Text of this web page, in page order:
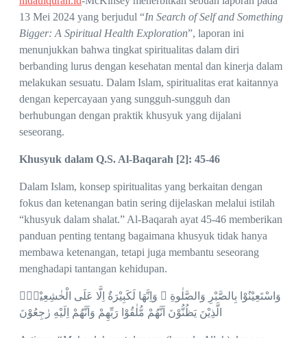
13 Mei 2024 yang berjudul “In Search of Self and Something
Bigger: A Spiritual Health Exploration”, laporan ini
menunjukkan bahwa tingkat spiritualitas dalam diri
berbanding lurus dengan kesehatan mental dan kinerja dalam
melakukan sesuatu. Dalam Islam, spiritualitas erat kaitannya
dengan kepercayaan yang sungguh-sungguh dan
berhubungan dengan praktik khusyuk yang dijalani
seseorang.
Khusyuk dalam Q.S. Al-Baqarah [2]: 45-46
Dalam Islam, konsep spiritualitas yang berkaitan dengan
fokus dan ketenangan batin sering dijelaskan melalui istilah
“khusyuk dalam shalat.” Al-Baqarah ayat 45-46 memberikan
panduan penting tentang bagaimana khusyuk tidak hanya
membawa ketenangan, tetapi juga membantu seseorang
menghadapi tantangan kehidupan.
وَاسْتَعِيْنُوْا بِالصَّبْرِ وَالصَّلٰوةِ ۗ وَاِنَّهَا لَكَبِيْرَةٌ اِلَّا عَلَى الْخٰشِعِيْنَۙ
الَّذِيْنَ يَظُنُّوْنَ اَنَّهُمْ مُّلٰقُوْا رَبِّهِمْ وَاَنَّهُمْ اِلَيْهِ رٰجِعُوْنَ